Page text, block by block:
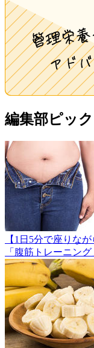
編集部ピッ
【1日5分で座りな
「腹筋トレーニング